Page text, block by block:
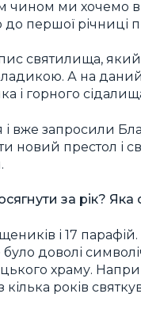
чином ми хочемо
першої річниці
святилища,
А на
і горного
вже запросили
новий престол
за рік? Яка
і 17
доволі
храму.
років